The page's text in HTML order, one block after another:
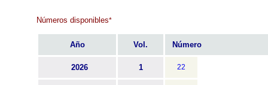
Números disponibles*
Año Vol. Número
2026 1 22